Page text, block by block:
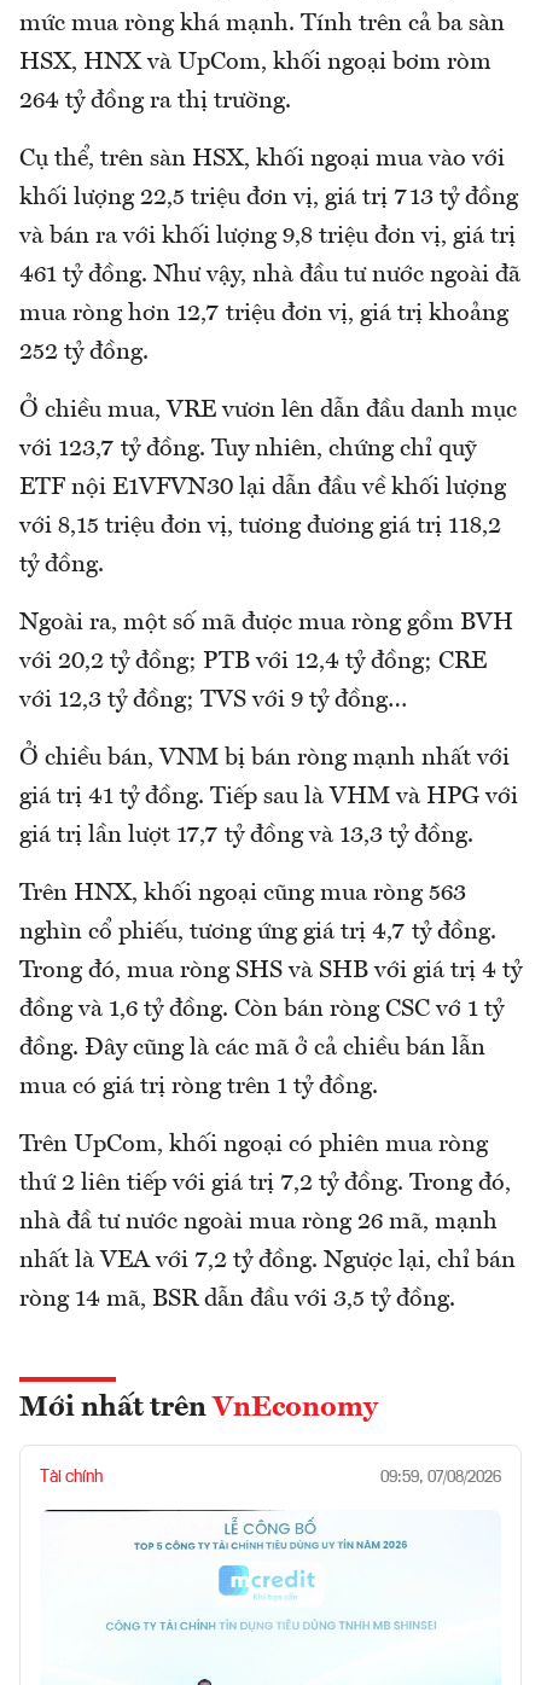
mức mua ròng khá mạnh. Tính trên cả ba sàn
HSX, HNX và UpCom, khối ngoại bơm ròm
264 tỷ đồng ra thị trường.
Cụ thể, trên sàn HSX, khối ngoại mua vào với
khối lượng 22,5 triệu đơn vị, giá trị 713 tỷ đồng
và bán ra với khối lượng 9,8 triệu đơn vị, giá trị
461 tỷ đồng. Như vậy, nhà đầu tư nước ngoài đã
mua ròng hơn 12,7 triệu đơn vị, giá trị khoảng
252 tỷ đồng.
Ở chiều mua, VRE vươn lên dẫn đầu danh mục
với 123,7 tỷ đồng. Tuy nhiên, chứng chỉ quỹ
ETF nội E1VFVN30 lại dẫn đầu về khối lượng
với 8,15 triệu đơn vị, tương đương giá trị 118,2
tỷ đồng.
Ngoài ra, một số mã được mua ròng gồm BVH
với 20,2 tỷ đồng; PTB với 12,4 tỷ đồng; CRE
với 12,3 tỷ đồng; TVS với 9 tỷ đồng…
Ở chiều bán, VNM bị bán ròng mạnh nhất với
giá trị 41 tỷ đồng. Tiếp sau là VHM và HPG với
giá trị lần lượt 17,7 tỷ đồng và 13,3 tỷ đồng.
Trên HNX, khối ngoại cũng mua ròng 563
nghìn cổ phiếu, tương ứng giá trị 4,7 tỷ đồng.
Trong đó, mua ròng SHS và SHB với giá trị 4 tỷ
đồng và 1,6 tỷ đồng. Còn bán ròng CSC vớ 1 tỷ
đồng. Đây cũng là các mã ở cả chiều bán lẫn
mua có giá trị ròng trên 1 tỷ đồng.
Trên UpCom, khối ngoại có phiên mua ròng
thứ 2 liên tiếp với giá trị 7,2 tỷ đồng. Trong đó,
nhà đầ tư nước ngoài mua ròng 26 mã, mạnh
nhất là VEA với 7,2 tỷ đồng. Ngược lại, chỉ bán
ròng 14 mã, BSR dẫn đầu với 3,5 tỷ đồng.
Mới nhất trên VnEconomy
Tài chính 09:59, 07/08/2026